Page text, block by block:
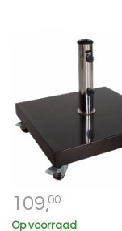
109,00
Op voorraad